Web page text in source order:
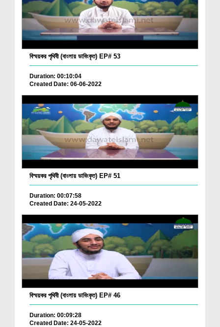
বিস্ময়কর পৃথিবী (বাংলায় ডাবিংকৃত) EP# 53
Duration: 00:10:04
Created Date: 06-06-2022
বিস্ময়কর পৃথিবী (বাংলায় ডাবিংকৃত) EP# 51
Duration: 00:07:58
Created Date: 24-05-2022
বিস্ময়কর পৃথিবী (বাংলায় ডাবিংকৃত) EP# 46
Duration: 00:09:28
Created Date: 24-05-2022